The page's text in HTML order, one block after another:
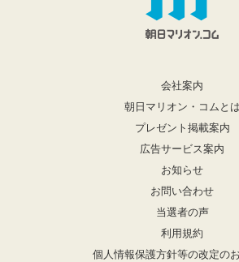
会社案内
朝日マリオン・コムとは
プレゼント掲載案内
広告サービス案内
お知らせ
お問い合わせ
当選者の声
利用規約
個人情報保護方針等の改定の